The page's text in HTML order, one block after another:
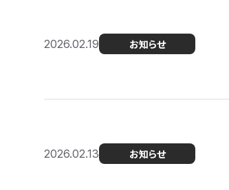
2026.02.19 お知らせ
2026.02.13 お知らせ